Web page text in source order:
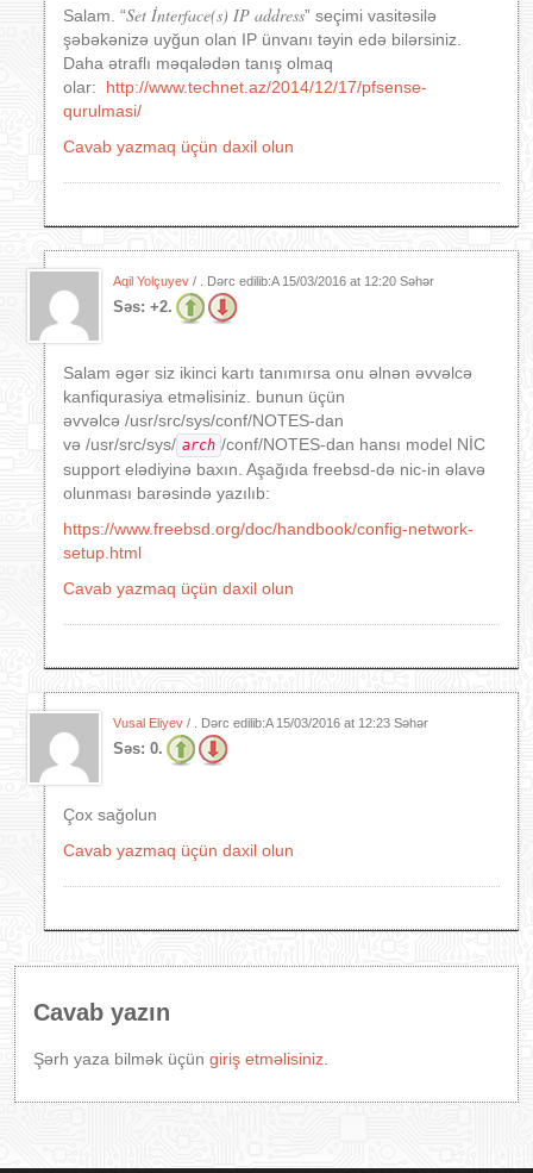
Salam. “Set İnterface(s) IP address” seçimi vasitəsilə
şəbəkənizə uyğun olan IP ünvanı təyin edə bilərsiniz.
Daha ətraflı məqalədən tanış olmaq
olar: http://www.technet.az/2014/12/17/pfsense-
qurulmasi/
Cavab yazmaq üçün daxil olun
Aqil Yolçuyev / . Dərc edilib:A 15/03/2016 at 12:20 Səhər
Səs: +2.
Salam əgər siz ikinci kartı tanımırsa onu əlnən əvvəlcə
kanfiqurasiya etməlisiniz. bunun üçün
əvvəlcə /usr/src/sys/conf/NOTES-dan
və /usr/src/sys/ arch /conf/NOTES-dan hansı model NİC
support elədiyinə baxın. Aşağıda freebsd-də nic-in əlavə
olunması barəsində yazılıb:
https://www.freebsd.org/doc/handbook/config-network-
setup.html
Cavab yazmaq üçün daxil olun
Vusal Eliyev / . Dərc edilib:A 15/03/2016 at 12:23 Səhər
Səs: 0.
Çox sağolun
Cavab yazmaq üçün daxil olun
Cavab yazın
Şərh yaza bilmək üçün giriş etməlisiniz